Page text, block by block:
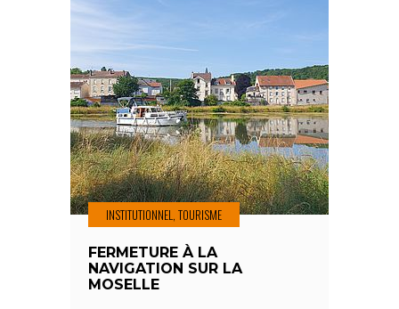
INSTITUTIONNEL, TOURISME
FERMETURE À LA
NAVIGATION SUR LA
MOSELLE